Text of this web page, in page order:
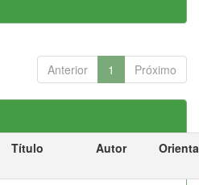
Anterior 1 Próximo
Título Autor